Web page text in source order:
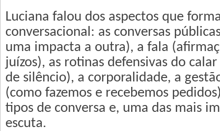
Luciana falou dos aspectos que
conversacional: as conversas
uma impacta a outra), a fala
juízos), as rotinas defensivas do
de silêncio), a corporalidade, a
(como fazemos e recebemos
tipos de conversa e, uma das mais
escuta.